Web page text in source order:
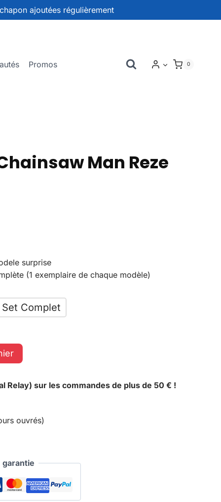
ajoutées régulièrement
Promos 0
Man Reze
surprise
(1 exemplaire de chaque modèle)
Set Complet
Relay) sur les commandes de plus de 50 € !
ouvrés)
garantie